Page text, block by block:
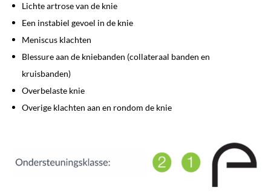
Lichte artrose van de knie
Een instabiel gevoel in de knie
Meniscus klachten
Blessure aan de kniebanden (collateraal banden en
kruisbanden)
Overbelaste knie
Overige klachten aan en rondom de knie